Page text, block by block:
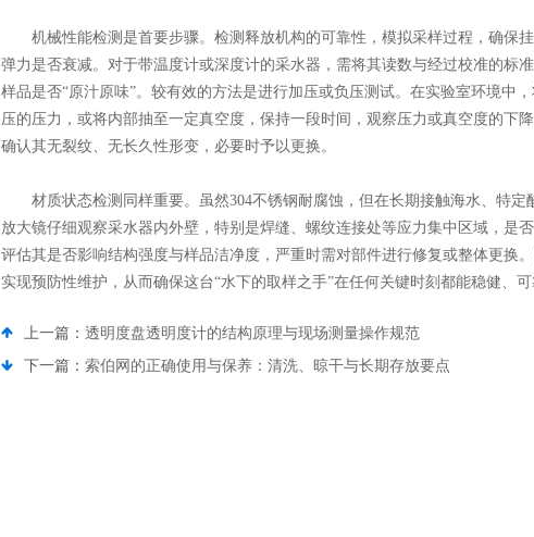
机械性能检测是首要步骤。检测释放机构的可靠性，模拟采样过程，确保
弹力是否衰减。对于带温度计或深度计的采水器，需将其读数与经过校准的标
样品是否“原汁原味”。较有效的方法是进行加压或负压测试。在实验室环境中
压的压力，或将内部抽至一定真空度，保持一段时间，观察压力或真空度的下
确认其无裂纹、无长久性形变，必要时予以更换。
材质状态检测同样重要。虽然304不锈钢耐腐蚀，但在长期接触海水、特定
放大镜仔细观察采水器内外壁，特别是焊缝、螺纹连接处等应力集中区域，是
评估其是否影响结构强度与样品洁净度，严重时需对部件进行修复或整体更换
实现预防性维护，从而确保这台“水下的取样之手”在任何关键时刻都能稳健、可
上一篇： 透明度盘透明度计的结构原理与现场测量操作规范
下一篇： 索伯网的正确使用与保养：清洗、晾干与长期存放要点